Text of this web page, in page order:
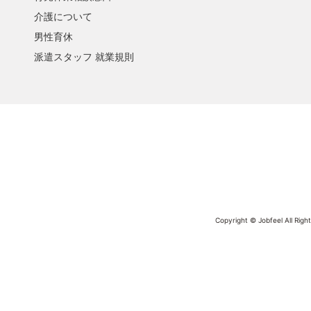
介護について
男性育休
派遣スタッフ 就業規則
Copyright © Jobfeel All